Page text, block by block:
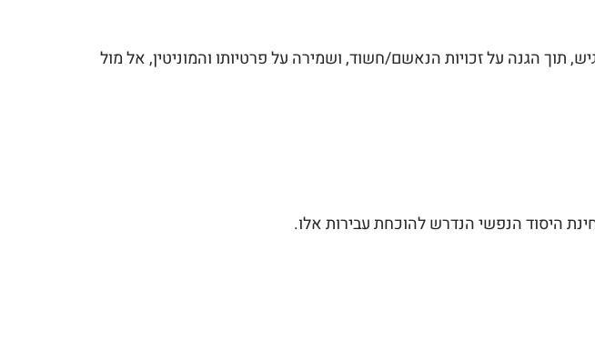
תוך הגנה על זכויות הנאשם/חשוד, ושמירה על פרטיותו והמוניטין, אל מול
היסוד הנפשי הנדרש להוכחת עבירות אלו.